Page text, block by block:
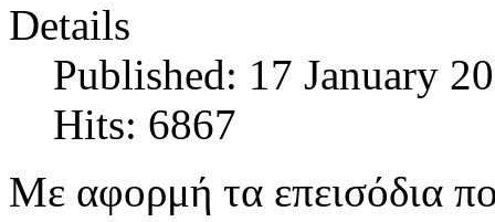
Details
Published: 17 January
Hits: 6867
Με αφορμή τα επεισόδια